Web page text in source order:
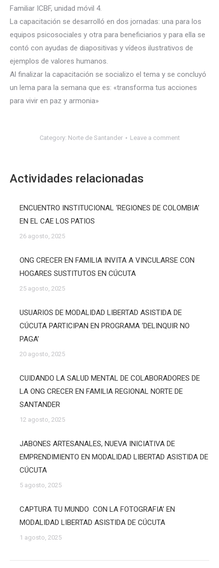
Familiar ICBF, unidad móvil 4.
La capacitación se desarrolló en dos jornadas: una para los
equipos psicosociales y otra para beneficiarios y para ella se
contó con ayudas de diapositivas y vídeos ilustrativos de
ejemplos de valores humanos.
Al finalizar la capacitación se socializo el tema y se concluyó
un lema para la semana que es: «transforma tus acciones
para vivir en paz y armonia»
Category: Norte de Santander Leave a comment
Actividades relacionadas
ENCUENTRO INSTITUCIONAL ‘REGIONES DE COLOMBIA’
EN EL CAE LOS PATIOS
26 agosto, 2025
ONG CRECER EN FAMILIA INVITA A VINCULARSE CON
HOGARES SUSTITUTOS EN CÚCUTA
25 agosto, 2025
USUARIOS DE MODALIDAD LIBERTAD ASISTIDA DE
CÚCUTA PARTICIPAN EN PROGRAMA ‘DELINQUIR NO
PAGA’
20 agosto, 2025
CUIDANDO LA SALUD MENTAL DE COLABORADORES DE
LA ONG CRECER EN FAMILIA REGIONAL NORTE DE
SANTANDER
12 agosto, 2025
JABONES ARTESANALES, NUEVA INICIATIVA DE
EMPRENDIMIENTO EN MODALIDAD LIBERTAD ASISTIDA DE
CÚCUTA
5 agosto, 2025
CAPTURA TU MUNDO CON LA FOTOGRAFIA’ EN
MODALIDAD LIBERTAD ASISTIDA DE CÚCUTA
1 agosto, 2025